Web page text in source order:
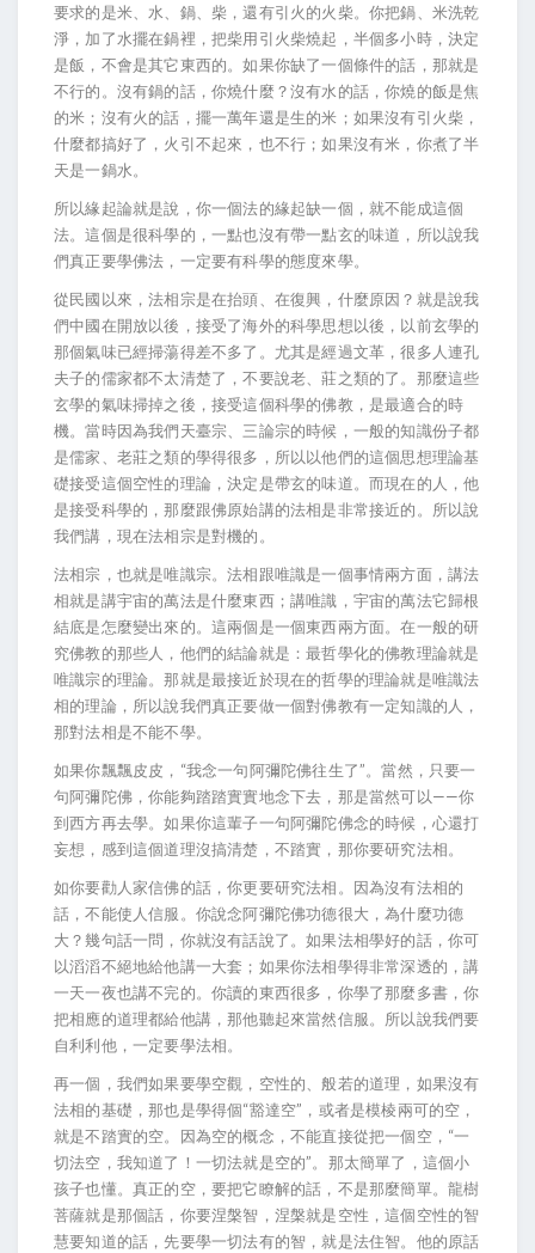
要求的是米、水、鍋、柴，還有引火的火柴。你把鍋、米洗乾
淨，加了水擺在鍋裡，把柴用引火柴燒起，半個多小時，決定
是飯，不會是其它東西的。如果你缺了一個條件的話，那就是
不行的。沒有鍋的話，你燒什麼？沒有水的話，你燒的飯是焦
的米；沒有火的話，擺一萬年還是生的米；如果沒有引火柴，
什麼都搞好了，火引不起來，也不行；如果沒有米，你煮了半
天是一鍋水。
所以緣起論就是說，你一個法的緣起缺一個，就不能成這個
法。這個是很科學的，一點也沒有帶一點玄的味道，所以說我
們真正要學佛法，一定要有科學的態度來學。
從民國以來，法相宗是在抬頭、在復興，什麼原因？就是說我
們中國在開放以後，接受了海外的科學思想以後，以前玄學的
那個氣味已經掃蕩得差不多了。尤其是經過文革，很多人連孔
夫子的儒家都不太清楚了，不要說老、莊之類的了。那麼這些
玄學的氣味掃掉之後，接受這個科學的佛教，是最適合的時
機。當時因為我們天臺宗、三論宗的時候，一般的知識份子都
是儒家、老莊之類的學得很多，所以以他們的這個思想理論基
礎接受這個空性的理論，決定是帶玄的味道。而現在的人，他
是接受科學的，那麼跟佛原始講的法相是非常接近的。所以說
我們講，現在法相宗是對機的。
法相宗，也就是唯識宗。法相跟唯識是一個事情兩方面，講法
相就是講宇宙的萬法是什麼東西；講唯識，宇宙的萬法它歸根
結底是怎麼變出來的。這兩個是一個東西兩方面。在一般的研
究佛教的那些人，他們的結論就是：最哲學化的佛教理論就是
唯識宗的理論。那就是最接近於現在的哲學的理論就是唯識法
相的理論，所以說我們真正要做一個對佛教有一定知識的人，
那對法相是不能不學。
如果你飄飄皮皮，“我念一句阿彌陀佛往生了”。當然，只要一
句阿彌陀佛，你能夠踏踏實實地念下去，那是當然可以——你
到西方再去學。如果你這輩子一句阿彌陀佛念的時候，心還打
妄想，感到這個道理沒搞清楚，不踏實，那你要研究法相。
如你要勸人家信佛的話，你更要研究法相。因為沒有法相的
話，不能使人信服。你說念阿彌陀佛功德很大，為什麼功德
大？幾句話一問，你就沒有話說了。如果法相學好的話，你可
以滔滔不絕地給他講一大套；如果你法相學得非常深透的，講
一天一夜也講不完的。你讀的東西很多，你學了那麼多書，你
把相應的道理都給他講，那他聽起來當然信服。所以說我們要
自利利他，一定要學法相。
再一個，我們如果要學空觀，空性的、般若的道理，如果沒有
法相的基礎，那也是學得個“豁達空”，或者是模棱兩可的空，
就是不踏實的空。因為空的概念，不能直接從把一個空，“一
切法空，我知道了！一切法就是空的”。那太簡單了，這個小
孩子也懂。真正的空，要把它瞭解的話，不是那麼簡單。龍樹
菩薩就是那個話，你要涅槃智，涅槃就是空性，這個空性的智
慧要知道的話，先要學一切法有的智，就是法住智。他的原話